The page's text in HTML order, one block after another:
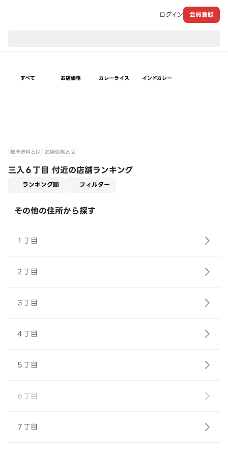
ログイン 会員登録
すべて お店価格 カレーライス インドカレー
標準送料とは お店価格とは
三入６丁目 付近の店舗ランキング
ランキング順 フィルター
その他の住所から探す
１丁目
２丁目
３丁目
４丁目
５丁目
６丁目
７丁目